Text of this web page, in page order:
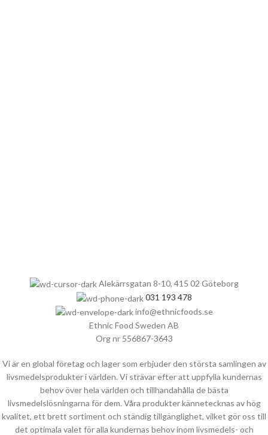
Alekärrsgatan 8-10, 415 02 Göteborg
031 193 478
info@ethnicfoods.se
Ethnic Food Sweden AB
Org nr 556867-3643
Vi är en global företag och lager som erbjuder den största samlingen av
livsmedelsprodukter i världen. Vi strävar efter att uppfylla kundernas
behov över hela världen och tillhandahålla de bästa
livsmedelslösningarna för dem. Våra produkter kännetecknas av hög
kvalitet, ett brett sortiment och ständig tillgänglighet, vilket gör oss till
det optimala valet för alla kundernas behov inom livsmedels- och